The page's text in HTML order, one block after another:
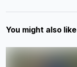
You might also like